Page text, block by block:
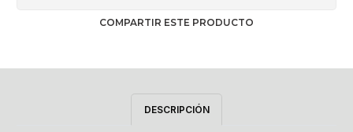
COMPARTIR ESTE PRODUCTO
DESCRIPCIÓN